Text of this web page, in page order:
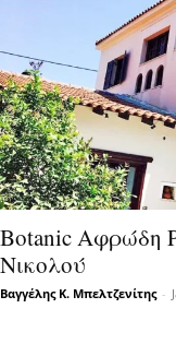
Botanic Αφρώδη
Νικολού
Βαγγέλης Κ. Μπελτζενίτης -